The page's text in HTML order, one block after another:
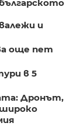
и
още пет
в 5
Дронът,
широко